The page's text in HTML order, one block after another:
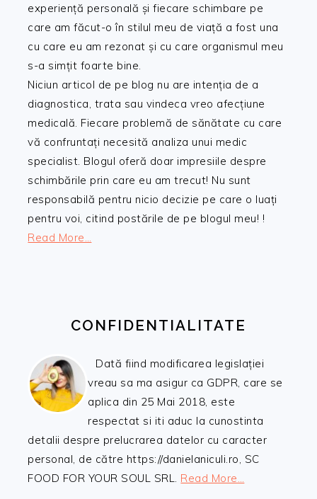
experiență personală și fiecare schimbare pe
care am făcut-o în stilul meu de viață a fost una
cu care eu am rezonat și cu care organismul meu
s-a simțit foarte bine.
Niciun articol de pe blog nu are intenția de a
diagnostica, trata sau vindeca vreo afecțiune
medicală. Fiecare problemă de sănătate cu care
vă confruntați necesită analiza unui medic
specialist. Blogul oferă doar impresiile despre
schimbările prin care eu am trecut! Nu sunt
responsabilă pentru nicio decizie pe care o luați
pentru voi, citind postările de pe blogul meu! !
Read More…
CONFIDENTIALITATE
Dată fiind modificarea legislației
vreau sa ma asigur ca GDPR, care se
aplica din 25 Mai 2018, este
respectat si iti aduc la cunostinta
detalii despre prelucrarea datelor cu caracter
personal, de către https://danielaniculi.ro, SC
FOOD FOR YOUR SOUL SRL. Read More…